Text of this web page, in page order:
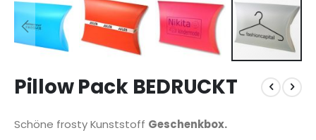
Anfang
der
springen
Pillow Pack BEDRUCKT
Schöne frosty Kunststoff Geschenkbox.